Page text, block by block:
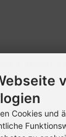
Echtheit der
Cookies und